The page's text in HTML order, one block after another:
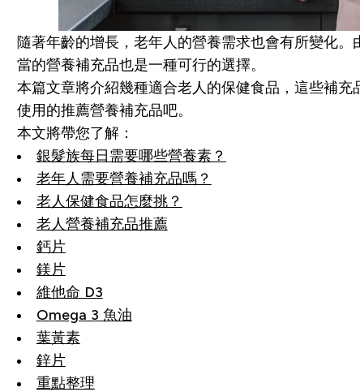
隨著年齡的增長，老年人的營養需求也會有所變化
當的營養補充品也是一種可行的選擇。
本篇文章將介紹幾種適合老人的保健食品，這些補
使用的推薦營養補充品吧。
本文將帶您了解：
銀髮族每日需要哪些營養素？
老年人需要營養補充品嗎？
老人保健食品怎麼挑？
老人營養補充品推薦
鈣片
鎂片
維他命 D3
Omega 3 魚油
葉黃素
鋅片
重點整理